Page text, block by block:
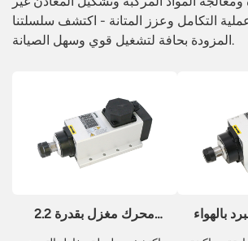
التكامل وعزز المتانة - اكتشف سلسلتنا
المزودة بحافة لتشغيل قوي وسهل الصيانة.
محرك مغزل بقدرة 2.2
بالهواء